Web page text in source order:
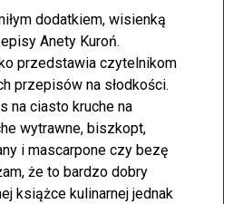
dodatkiem, wisienką
Anety Kuroń.
przedstawia czytelnikom
przepisów na słodkości.
na ciasto kruche na
wytrawne, biszkopt,
i mascarpone czy bezę
że to bardzo dobry
książce kulinarnej jednak